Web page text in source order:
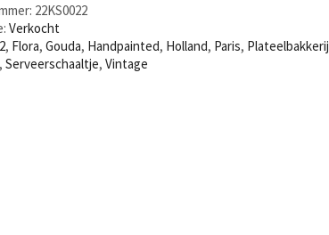
22KS0022
Verkocht
, Flora,Gouda, Handpainted, Holland, Paris, Plateelbakkerij
,Serveerschaaltje,Vintage